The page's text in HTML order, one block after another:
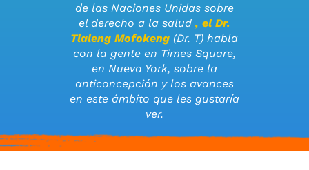
de las Naciones Unidas sobre
el derecho a la salud , el Dr.
Tlaleng Mofokeng (Dr. T) habla
con la gente en Times Square,
en Nueva York, sobre la
anticoncepción y los avances
en este ámbito que les gustaría
ver.